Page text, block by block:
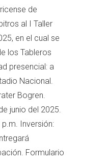
de
al I Taller
en el cual se
los Tableros
presencial: a
Nacional.
Bogren.
junio del 2025.
Inversión:
Formulario